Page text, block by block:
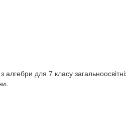
для 7 класу